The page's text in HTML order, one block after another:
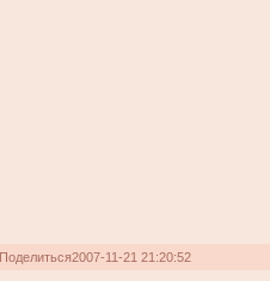
Поделиться2007-11-21 21:20:52